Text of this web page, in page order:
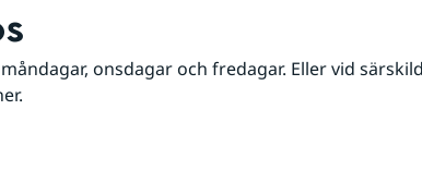
onsdagar och fredagar. Eller vid